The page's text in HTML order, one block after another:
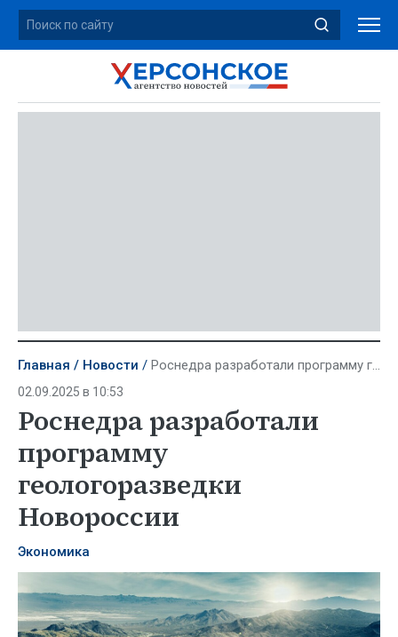
Главная Новости Роснедра разработали программу геологоразведки Новороссии
02.09.2025 в 10:53
Роснедра разработали
программу
геологоразведки
Новороссии
Экономика